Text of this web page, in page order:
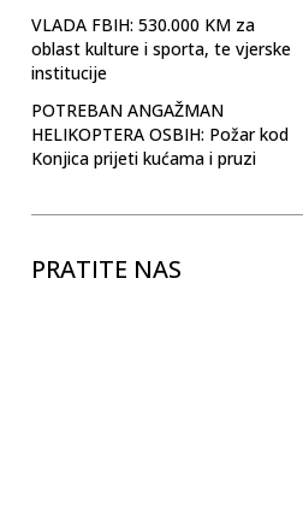
VLADA FBIH: 530.000 KM za
oblast kulture i sporta, te vjerske
institucije
POTREBAN ANGAŽMAN
HELIKOPTERA OSBIH: Požar kod
Konjica prijeti kućama i pruzi
PRATITE NAS